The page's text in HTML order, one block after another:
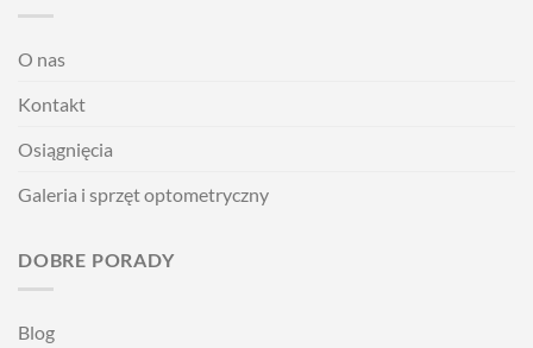
O nas
Kontakt
Osiągnięcia
Galeria i sprzęt optometryczny
DOBRE PORADY
Blog